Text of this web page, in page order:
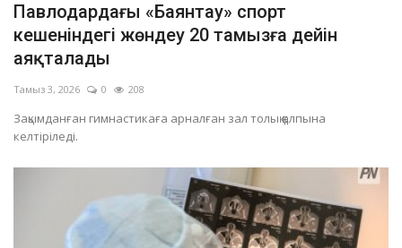
Павлодардағы «Баянтау» спорт
кешеніндегі жөндеу 20 тамызға дейін
аяқталады
Тамыз 3, 2026 0 208
Зақымданған гимнастикаға арналған зал толық қалпына
келтіріледі.